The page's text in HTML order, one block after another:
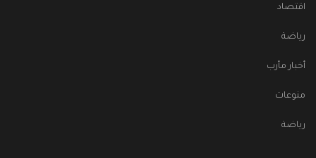
اقتصاد
رياضة
أخبار مأرب
منوعات
رياضة